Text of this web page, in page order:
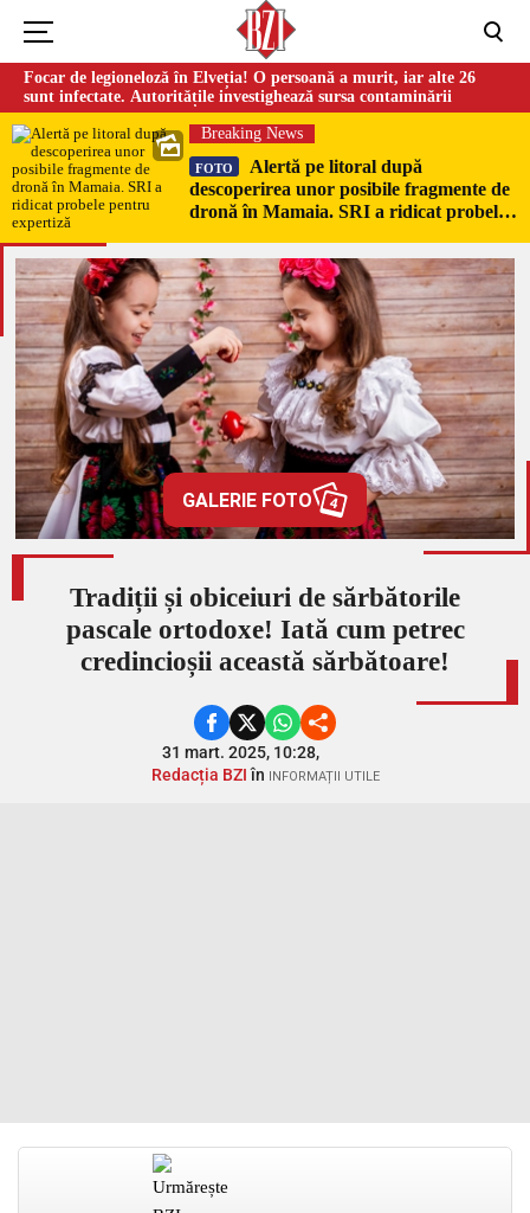
Focar de legioneloză în Elveția! O persoană a murit, iar alte 26
sunt infectate. Autoritățile investighează sursa contaminării
Breaking News
FOTO
Alertă pe litoral după
descoperirea unor posibile fragmente de
dronă în Mamaia. SRI a ridicat probele
GALERIE FOTO 4
Tradiții și obiceiuri de sărbătorile
pascale ortodoxe! Iată cum petrec
credincioșii această sărbătoare!
31 mart. 2025, 10:28,
Redacția BZIîn INFORMAȚII UTILE